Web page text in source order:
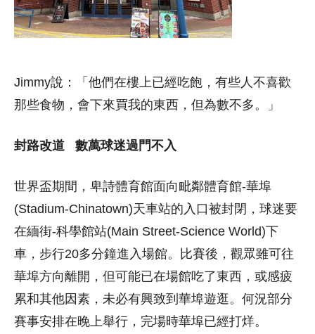
Jimmy說：「他們在樓上已經吃飽，有些人不喜歡
那些食物，會下來買我的東西，但為數不多。」
封路改道 數萬球迷過門不入
世界盃期間，卑詩體育館面向毗鄰體育館-華埠
(Stadium-Chinatown)天車站的入口被封閉，球迷要
在緬街-科學館站(Main Street-Science World)下
車，步行20多分鐘進入場館。比賽後，觀眾雖可往
華埠方向離開，但可能已在場館吃了東西，或感疲
累和其他因素，未必有興致到華埠遊逛。何況部分
賽事安排在晚上舉行，完場時華埠已經打烊。